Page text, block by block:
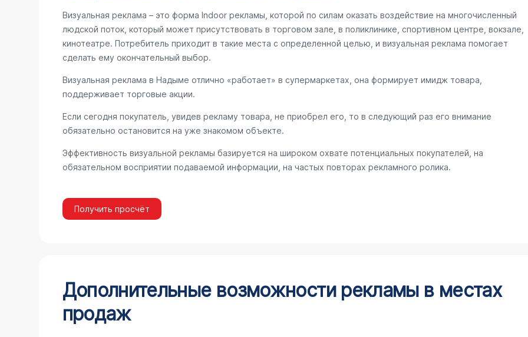
Визуальная реклама – это форма Indoor рекламы, которой по силам оказать воздействие на многочисленный
людской поток, который может присутствовать в торговом зале, в поликлинике, спортивном центре, вокзале,
кинотеатре. Потребитель приходит в такие места с определенной целью, и визуальная реклама помогает
сделать ему окончательный выбор.
Визуальная реклама в Надыме отлично «работает» в супермаркетах, она формирует имидж товара,
поддерживает торговые акции.
Если сегодня покупатель, увидев рекламу товара, не приобрел его, то в следующий раз его внимание
обязательно остановится на уже знакомом объекте.
Эффективность визуальной рекламы базируется на широком охвате потенциальных покупателей, на
обязательном восприятии подаваемой информации, на частых повторах рекламного ролика.
Получить просчёт
Дополнительные возможности рекламы в местах
продаж